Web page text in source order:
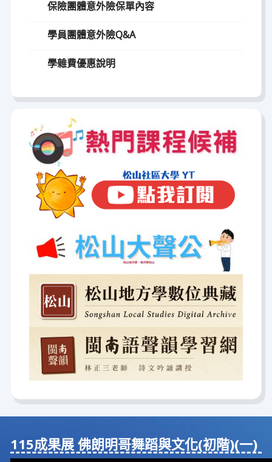
保險團體意外險保單內容
學員團體意外險Q&A
學雜費優惠說明
115成果展 佛朗明哥舞蹈與⽂化(初階)(⼀)